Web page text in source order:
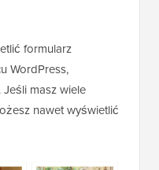
formularz
WordPress,
masz wiele
nawet wyświetlić